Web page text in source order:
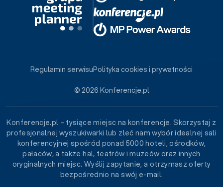
© 2026 Konferencje.pl
Regulamin serwisuPolityka cookies i prywatności
Konferencje.pl – tysiące miejsc na konferencje. Skorzystaj z
profesjonalnej wyszukiwarki lub zleć nam wybór idealnej sali
konferencyjnej spośród ponad 5000 hoteli, ośrodków,
pałaców, a także hal, teatrów i muzeów oraz innych
oryginalnych miejsc. Wyślij zapytanie, a otrzymasz oferty
bezpośrednio na swój e-mail.